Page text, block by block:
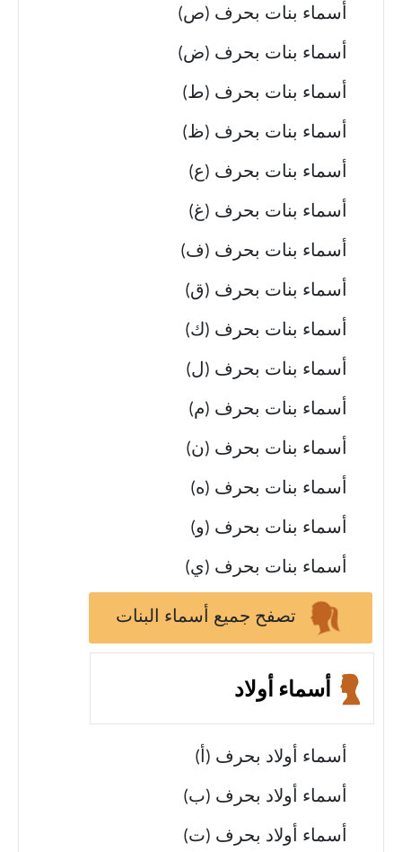
أسماء بنات بحرف (ص)
أسماء بنات بحرف (ض)
أسماء بنات بحرف (ط)
أسماء بنات بحرف (ظ)
أسماء بنات بحرف (ع)
أسماء بنات بحرف (غ)
أسماء بنات بحرف (ف)
أسماء بنات بحرف (ق)
أسماء بنات بحرف (ك)
أسماء بنات بحرف (ل)
أسماء بنات بحرف (م)
أسماء بنات بحرف (ن)
أسماء بنات بحرف (ه)
أسماء بنات بحرف (و)
أسماء بنات بحرف (ي)
تصفح جميع أسماء البنات
أسماء أولاد
أسماء أولاد بحرف (أ)
أسماء أولاد بحرف (ب)
أسماء أولاد بحرف (ت)